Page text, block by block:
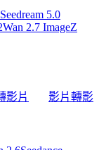
Seedream 5.0
Wan 2.7 ImageZ
影片
影片轉影